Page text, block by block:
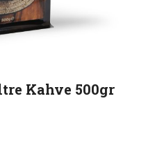
Kahve 500gr